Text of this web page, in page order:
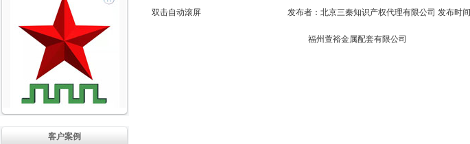
客户案例
双击自动滚屏 发布者：北京三秦知识产权代理有限公司 发布时间
福州萱裕金属配套有限公司